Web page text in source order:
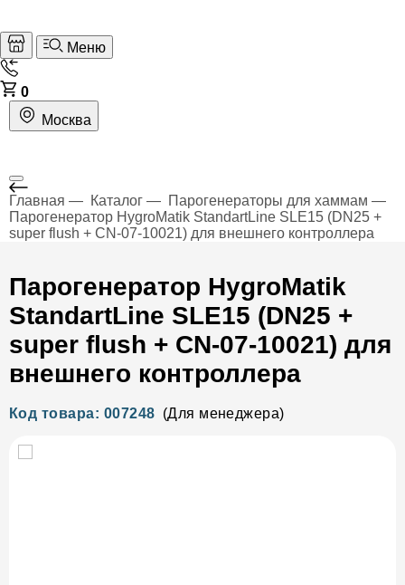
Меню
0
Москва
Главная Каталог
Парогенераторы для хаммам
Парогенератор HygroMatik StandartLine SLE15 (DN25 +
super flush + CN-07-10021) для внешнего контроллера
Парогенератор HygroMatik
StandartLine SLE15 (DN25 +
super flush + CN-07-10021) для
внешнего контроллера
Код товара: 007248 (Для менеджера)